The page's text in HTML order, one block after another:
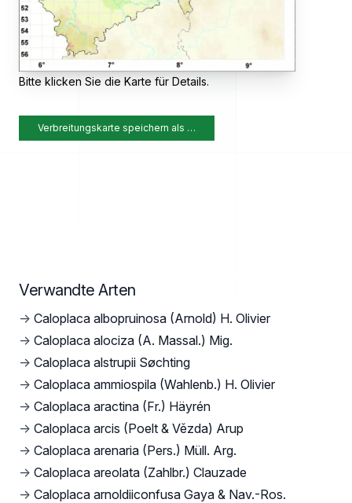
Bitte klicken Sie die Karte für Details.
Verbreitungskarte speichern als …
Verwandte Arten
→ Caloplaca albopruinosa (Arnold) H. Olivier
→ Caloplaca alociza (A. Massal.) Mig.
→ Caloplaca alstrupii Søchting
→ Caloplaca ammiospila (Wahlenb.) H. Olivier
→ Caloplaca aractina (Fr.) Häyrén
→ Caloplaca arcis (Poelt & Vězda) Arup
→ Caloplaca arenaria (Pers.) Müll. Arg.
→ Caloplaca areolata (Zahlbr.) Clauzade
→ Caloplaca arnoldiiconfusa Gaya & Nav.-Ros.